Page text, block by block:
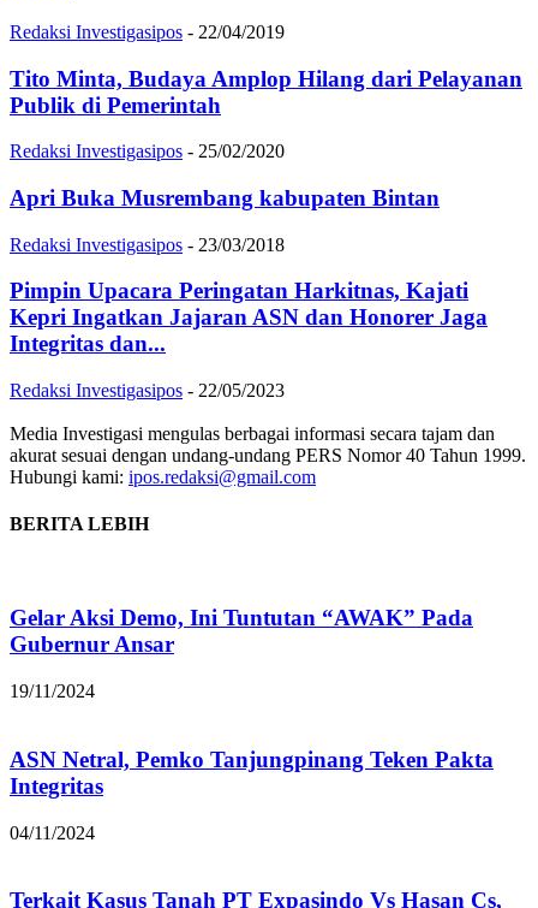
Redaksi Investigasipos - 22/04/2019
Tito Minta, Budaya Amplop Hilang dari Pelayanan
Publik di Pemerintah
Redaksi Investigasipos - 25/02/2020
Apri Buka Musrembang kabupaten Bintan
Redaksi Investigasipos - 23/03/2018
Pimpin Upacara Peringatan Harkitnas, Kajati
Kepri Ingatkan Jajaran ASN dan Honorer Jaga
Integritas dan...
Redaksi Investigasipos - 22/05/2023
Media Investigasi mengulas berbagai informasi secara tajam dan
akurat sesuai dengan undang-undang PERS Nomor 40 Tahun 1999.
Hubungi kami: ipos.redaksi@gmail.com
BERITA LEBIH
Gelar Aksi Demo, Ini Tuntutan “AWAK” Pada
Gubernur Ansar
19/11/2024
ASN Netral, Pemko Tanjungpinang Teken Pakta
Integritas
04/11/2024
Terkait Kasus Tanah PT Expasindo Vs Hasan Cs,